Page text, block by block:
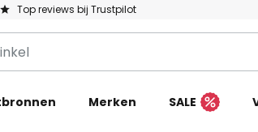
Top reviews bij Trustpilot
Merken SALE